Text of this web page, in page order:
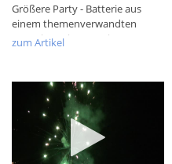
Größere Party - Batterie aus
einem themenverwandten
Batteriesortiment. Hier warten
zum Artikel